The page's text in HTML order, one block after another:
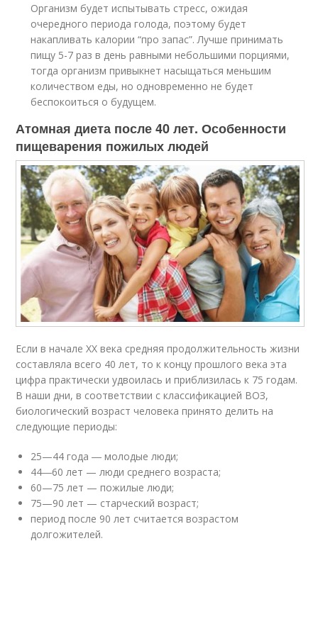
Организм будет испытывать стресс, ожидая
очередного периода голода, поэтому будет
накапливать калории “про запас”. Лучше принимать
пищу 5-7 раз в день равными небольшими порциями,
тогда организм привыкнет насыщаться меньшим
количеством еды, но одновременно не будет
беспокоиться о будущем.
Атомная диета после 40 лет. Особенности
пищеварения пожилых людей
Если в начале XX века средняя продолжительность жизни
составляла всего 40 лет, то к концу прошлого века эта
цифра практически удвоилась и приблизилась к 75 годам.
В наши дни, в соответствии с классификацией ВОЗ,
биологический возраст человека принято делить на
следующие периоды:
25—44 года ― молодые люди;
44―60 лет — люди среднего возраста;
60—75 лет — пожилые люди;
75—90 лет — старческий возраст;
период после 90 лет считается возрастом
долгожителей.